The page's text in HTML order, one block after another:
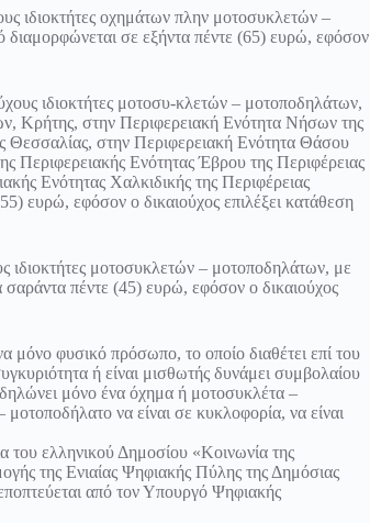
ιδιοκτήτες οχημάτων πλην μοτοσυκλετών –
σε εξήντα πέντε (65) ευρώ, εφόσον
ιδιοκτήτες μοτοσυ-κλετών – μοτοποδηλάτων,
Κρήτης, στην Περιφερειακή Ενότητα Νήσων της
Θεσσαλίας, στην Περιφερειακή Ενότητα Θάσου
Περιφερειακής Ενότητας Έβρου της Περιφέρειας
Ενότητας Χαλκιδικής της Περιφέρειας
ευρώ, εφόσον ο δικαιούχος επιλέξει κατάθεση
ιδιοκτήτες μοτοσυκλετών – μοτοποδηλάτων, με
πέντε (45) ευρώ, εφόσον ο δικαιούχος
φυσικό πρόσωπο, το οποίο διαθέτει επί του
ή είναι μισθωτής δυνάμει συμβολαίου
μόνο ένα όχημα ή μοτοσυκλέτα –
να είναι σε κυκλοφορία, να είναι
του ελληνικού Δημοσίου «Κοινωνία της
της Ενιαίας Ψηφιακής Πύλης της Δημόσιας
από τον Υπουργό Ψηφιακής